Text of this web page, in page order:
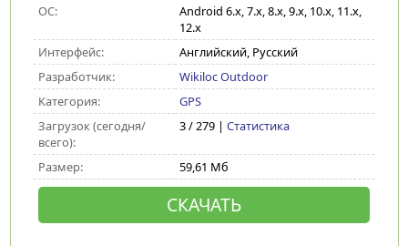
ОС:
Android 6.x, 7.x, 8.x, 9.x, 10.x, 11.x,
12.x
Интерфейс:
Английский, Русский
Разработчик:
Wikiloc Outdoor
Категория:
GPS
Загрузок (сегодня/
всего):
3 / 279 | Статистика
Размер: 59,61 Мб
СКАЧАТЬ